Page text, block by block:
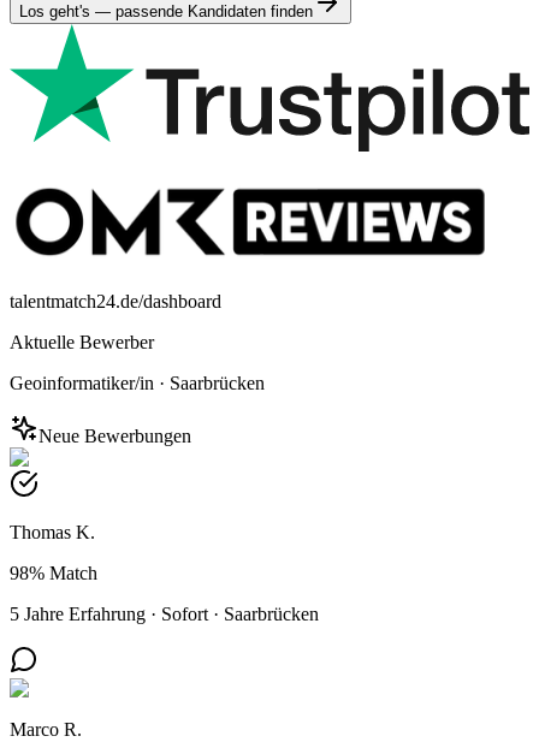
Los geht's — passende Kandidaten finden
talentmatch24.de/dashboard
Aktuelle Bewerber
Geoinformatiker/in · Saarbrücken
Neue Bewerbungen
Thomas K.
98% Match
5 Jahre Erfahrung · Sofort · Saarbrücken
Marco R.